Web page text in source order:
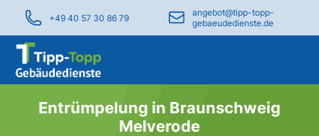
+49 40 57 30 86 79
angebot@tipp-topp-
gebaeudedienste.de
Entrümpelung in Braunschweig
Melverode